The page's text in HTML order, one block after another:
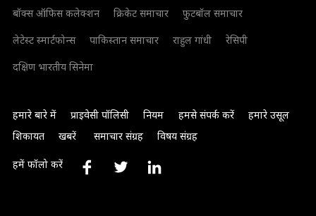
बॉक्स ऑफिस कलेक्शन
क्रिकेट समाचार
फुटबॉल समाचार
लेटेस्ट स्मार्टफोन्स
पाकिस्तान समाचार राहुल गांधी
रेसिपी
दक्षिण भारतीय सिनेमा
हमारे बारे में प्राइवेसी पॉलिसी नियम हमसे संपर्क करें
हमारे उसूल
शिकायत
खबरें समाचार संग्रह विषय संग्रह
हमें फॉलो करें